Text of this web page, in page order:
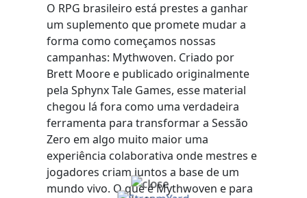
O RPG brasileiro está prestes a ganhar
um suplemento que promete mudar a
forma como começamos nossas
campanhas: Mythwoven. Criado por
Brett Moore e publicado originalmente
pela Sphynx Tale Games, esse material
chegou lá fora como uma verdadeira
ferramenta para transformar a Sessão
Zero em algo muito maior uma
experiência colaborativa onde mestres e
jogadores criam juntos a base de um
mundo vivo. O que é Mythwoven e para